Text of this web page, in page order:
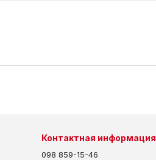
Контактная информация
098 859-15-46